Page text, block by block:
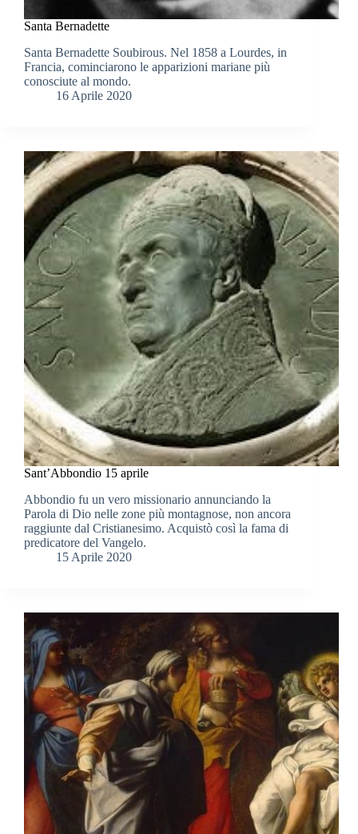
Santa Bernadette
Santa Bernadette Soubirous. Nel 1858 a Lourdes, in
Francia, cominciarono le apparizioni mariane più
conosciute al mondo.
16 Aprile 2020
Sant’Abbondio 15 aprile
Abbondio fu un vero missionario annunciando la
Parola di Dio nelle zone più montagnose, non ancora
raggiunte dal Cristianesimo. Acquistò così la fama di
predicatore del Vangelo.
15 Aprile 2020